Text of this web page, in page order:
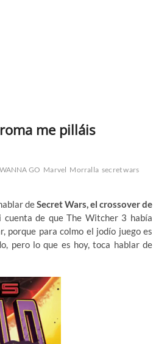
me pilláis
GO Marvel Morralla secret wars
deSecret Wars, el crossover de
cuenta de que The Witcher 3 había
porque para colmo el jodío juego es
pero lo que es hoy, toca hablar de